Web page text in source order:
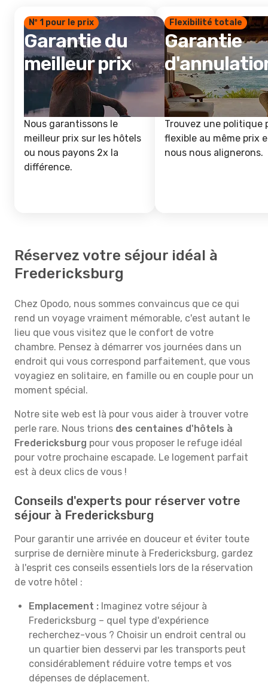
Nº 1 pour le prix
Garantie du
meilleur prix
Nous garantissons le
meilleur prix sur les hôtels
ou nous payons 2x la
différence.
Flexibilité totale
Garantie
Trouvez une politique
flexible au même prix
nous nous alignerons.
Réservez votre séjour idéal à
Fredericksburg
Chez Opodo, nous sommes convaincus que ce qui
rend un voyage vraiment mémorable, c'est autant le
lieu que vous visitez que le confort de votre
chambre. Pensez à démarrer vos journées dans un
endroit qui vous correspond parfaitement, que vous
voyagiez en solitaire, en famille ou en couple pour un
moment spécial.
Notre site web est là pour vous aider à trouver votre
perle rare. Nous trions des centaines d'hôtels à
Fredericksburg pour vous proposer le refuge idéal
pour votre prochaine escapade. Le logement parfait
est à deux clics de vous !
Conseils d'experts pour réserver votre
séjour à Fredericksburg
Pour garantir une arrivée en douceur et éviter toute
surprise de dernière minute à Fredericksburg, gardez
à l'esprit ces conseils essentiels lors de la réservation
de votre hôtel :
Emplacement : Imaginez votre séjour à
Fredericksburg – quel type d'expérience
recherchez-vous ? Choisir un endroit central ou
un quartier bien desservi par les transports peut
considérablement réduire votre temps et vos
dépenses de déplacement.